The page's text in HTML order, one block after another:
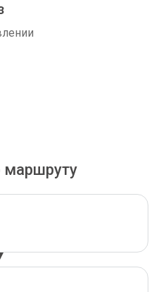
маршруту